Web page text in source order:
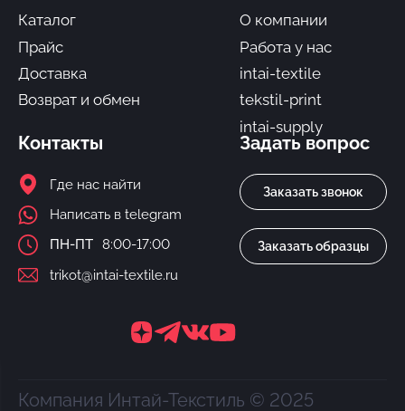
Каталог
Прайс
Доставка
Возврат и обмен
О компании
Работа у нас
intai-textile
tekstil-print
intai-supply
Контакты
Где нас найти
Написать в telegram
ПН-ПТ
8:00-17:00
trikot@intai-textile.ru
Задать вопрос
Заказать звонок
Заказать образцы
Компания Интай-Текстиль © 2025